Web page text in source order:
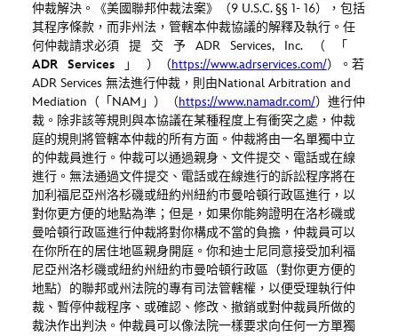
仲裁解決。《美國聯邦仲裁法案》（9 U.S.C. §§ 1- 16），包括
其程序條款，而非州法，管轄本仲裁協議的解釋及執行。任
何仲裁請求必須 提 交 予 ADR Services, Inc.
（ 「
ADR Services
」 ） （https://www.adrservices.com/）。若
ADR Services 無法進行仲裁，則由National Arbitration and
Mediation （「 NAM 」）（https://www.namadr.com/）進行仲
裁。除非該等規則與本協議在某種程度上有衝突之處，仲裁
庭的規則將管轄本仲裁的所有方面。仲裁將由一名單獨中立
的仲裁員進行。仲裁可以通過親身、文件提交、電話或在線
進行。無法通過文件提交、電話或在線進行的訴訟程序將在
加利福尼亞州洛杉磯或紐約州紐約市曼哈頓行政區進行，以
對你更方便的地點為準；但是，如果你能夠證明在洛杉磯或
曼哈頓行政區進行仲裁將對你構成不當的負擔，仲裁員可以
在你所在的居住地區親身開庭。你和迪士尼同意接受加利福
尼亞州洛杉磯或紐約州紐約市曼哈頓行政區（對你更方便的
地點）的聯邦或州法院的專有司法管轄權，以便受理執行仲
裁、暫停仲裁程序、或確認、修改、撤銷或對仲裁員所做的
裁決作出判決。仲裁員可以像法院一樣要求向任何一方單獨